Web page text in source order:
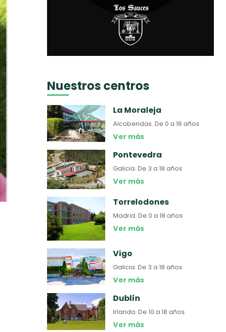
Nuestros centros
La Moraleja
Alcobendas.De 0 a 18 años
Ver más
Pontevedra
Galicia.De 3 a 18 años
Ver más
Torrelodones
Madrid.De 0 a 18 años
Ver más
Vigo
Galicia.De 3 a 18 años
Ver más
Dublín
Irlanda.De 10 a 18 años
Ver más